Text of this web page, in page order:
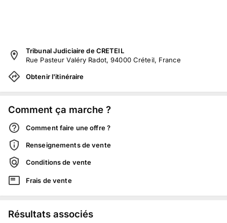
Tribunal Judiciaire de CRETEIL
Rue Pasteur Valéry Radot, 94000 Créteil, France
Obtenir l'itinéraire
Comment ça marche ?
Comment faire une offre ?
Renseignements de vente
Conditions de vente
Frais de vente
Résultats associés